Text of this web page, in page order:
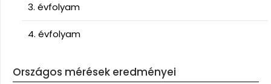
3. évfolyam
4. évfolyam
Országos mérések eredményei